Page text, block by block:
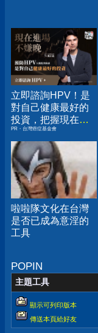
立即諮詢HPV！是
對自己健康最好的
投資，把握現在不
嫌晚！
PR・台灣癌症基金會
啦啦隊文化在台灣
是否已成為意淫的
工具
POPIN
主題工具
顯示可列印版本
傳送本頁給好友